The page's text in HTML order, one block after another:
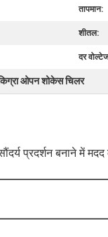
तापमान:
शीतल:
दर
ओपन शोकेस चिलर
प्रदर्शन बनाने में